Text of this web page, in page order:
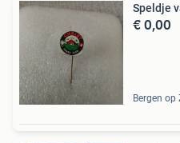
€ 0,00
Bergen op